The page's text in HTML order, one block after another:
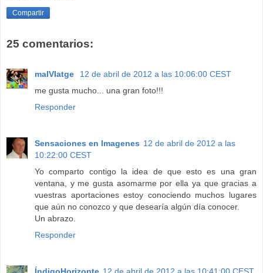
Compartir
25 comentarios:
malVIatge
12 de abril de 2012 a las 10:06:00 CEST
me gusta mucho... una gran foto!!!
Responder
Sensaciones en Imagenes 12 de abril de 2012 a las
10:22:00 CEST
Yo comparto contigo la idea de que esto es una gran
ventana, y me gusta asomarme por ella ya que gracias a
vuestras aportaciones estoy conociendo muchos lugares
que aún no conozco y que desearía algún día conocer.
Un abrazo.
Responder